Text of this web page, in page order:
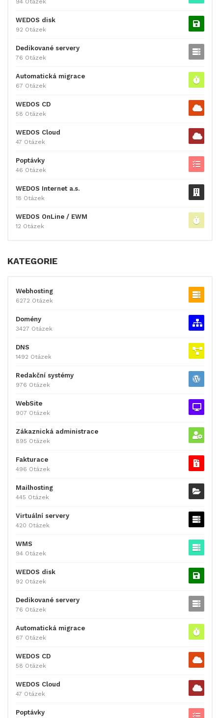
94 Otázek
WEDOS disk
92 Otázek
Dedikované servery
76 Otázek
Automatická migrace
67 Otázek
WEDOS CD
58 Otázek
WEDOS Cloud
47 Otázek
Poptávky
46 Otázek
WEDOS Internet a.s.
18 Otázek
WEDOS OnLine / EWM
12 Otázek
KATEGORIE
Webhosting
6272 Otázek
Domény
3427 Otázek
DNS
1492 Otázek
Redakční systémy
976 Otázek
WebSite
907 Otázek
Zákaznická administrace
895 Otázek
Fakturace
496 Otázek
Mailhosting
445 Otázek
Virtuální servery
420 Otázek
WMS
94 Otázek
WEDOS disk
92 Otázek
Dedikované servery
76 Otázek
Automatická migrace
67 Otázek
WEDOS CD
58 Otázek
WEDOS Cloud
47 Otázek
Poptávky